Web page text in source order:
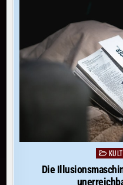
Posted
Die